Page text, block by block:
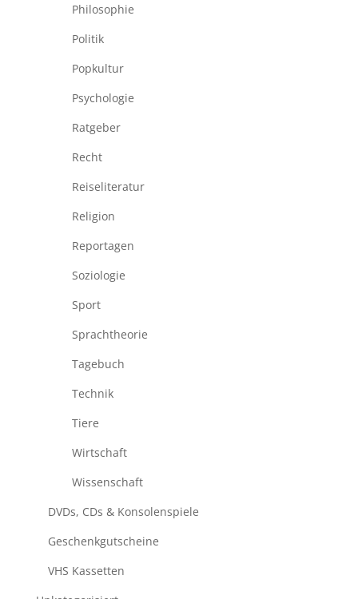
Philosophie
Politik
Popkultur
Psychologie
Ratgeber
Recht
Reiseliteratur
Religion
Reportagen
Soziologie
Sport
Sprachtheorie
Tagebuch
Technik
Tiere
Wirtschaft
Wissenschaft
DVDs, CDs & Konsolenspiele
Geschenkgutscheine
VHS Kassetten